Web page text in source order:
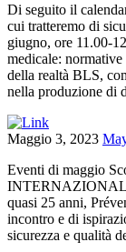
Di seguito il
cui tratteremo di
giugno, ore 11.00-
medicale:
della realtà BLS,
nella produzione
Maggio 3, 2023
Eventi di maggio
quasi 25 anni,
incontro e di
sicurezza e qualità